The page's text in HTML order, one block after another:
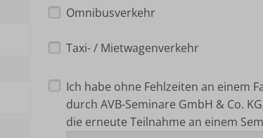
Omnibusverkehr
Taxi- / Mietwagenverkehr
Ich habe ohne Fehlzeiten an einem
durch AVB-Seminare GmbH & Co.
die erneute Teilnahme an einem